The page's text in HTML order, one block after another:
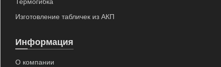
Изготовление табличек из АКП
Информация
О компании